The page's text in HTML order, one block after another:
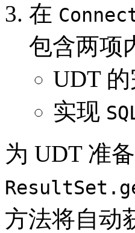
在
包含两项
UDT
实现
为 UDT 准
方法将自动